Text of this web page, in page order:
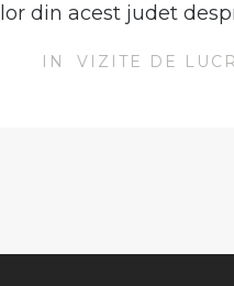
din acest judet
IN VIZITE DE